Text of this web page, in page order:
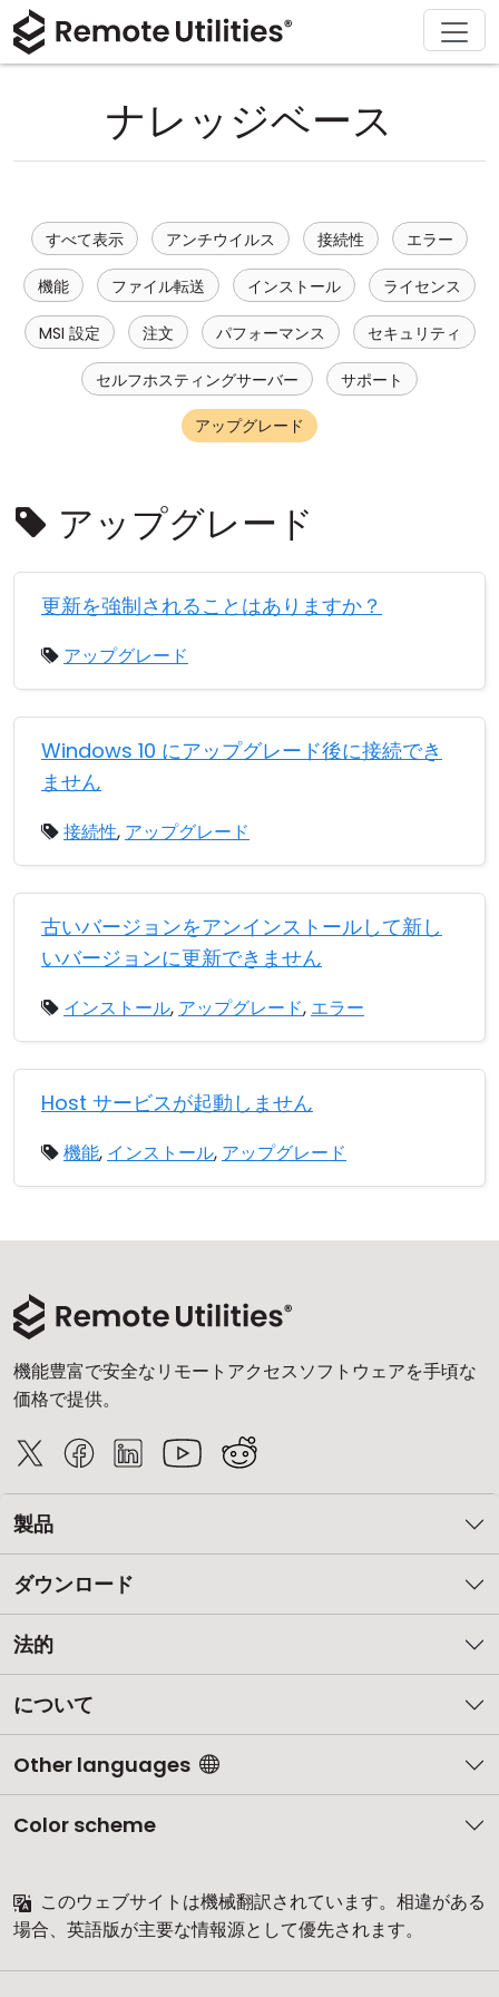
ナレッジベース
すべて表示 アンチウイルス 接続性 エラー
機能 ファイル転送 インストール ライセンス
MSI 設定 注文 パフォーマンス セキュリティ
セルフホスティングサーバー サポート
アップグレード
アップグレード
更新を強制されることはありますか？
アップグレード
Windows 10 にアップグレード後に接続でき
ません
接続性, アップグレード
古いバージョンをアンインストールして新し
いバージョンに更新できません
インストール, アップグレード, エラー
Host サービスが起動しません
機能, インストール, アップグレード
機能豊富で安全なリモートアクセスソフトウェアを手頃な
価格で提供。
製品
ダウンロード
法的
について
Other languages
Color scheme
このウェブサイトは機械翻訳されています。相違がある
場合、英語版が主要な情報源として優先されます。
製品
セキュリティ
リリースノート
接続モード
無人アクセス
Active Directory サポート
クラウド＆オンプレミス
ソリューション
製造および小売
教育および政府
情報技術
ダウンロード
iOS/Android
購入
ライセンスアシスタント
サポート
ドキュメント
会社概要
プレスルーム